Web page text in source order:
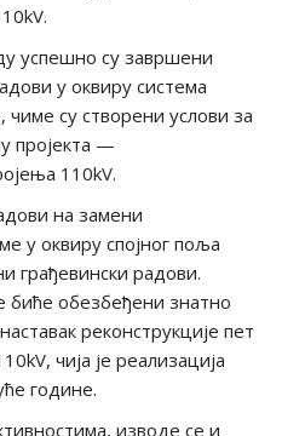
успешно су завршени
у оквиру система
су створени услови за
пројекта —
110kV.
на замени
у оквиру спојног поља
грађевински радови.
обезбеђени знатно
реконструкције пет
чија је реализација
године.
изводе се и